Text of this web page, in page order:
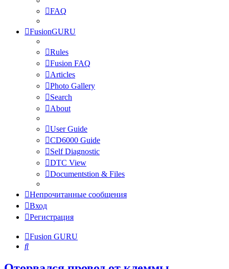
FAQ
FusionGURU
Rules
Fusion FAQ
Articles
Photo Gallery
Search
About
User Guide
CD6000 Guide
Self Diagnostic
DTC View
Documentstion & Files
Непрочитанные сообщения
Вход
Регистрация
Fusion GURU
Поиск